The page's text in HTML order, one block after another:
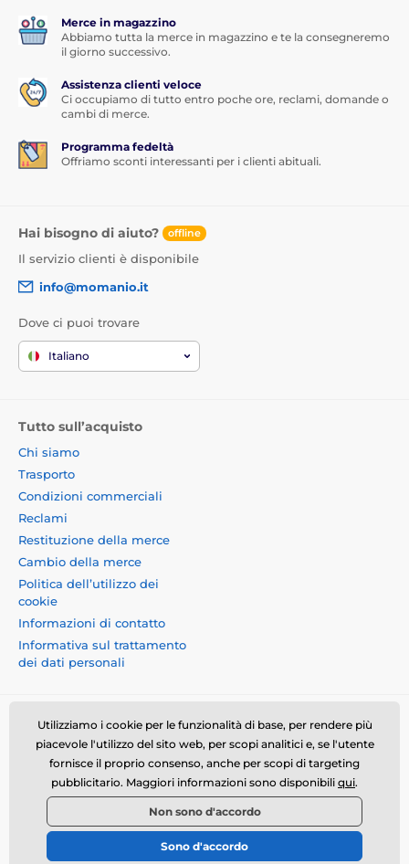
Merce in magazzino
Abbiamo tutta la merce in magazzino e te la consegneremo
il giorno successivo.
Assistenza clienti veloce
Ci occupiamo di tutto entro poche ore, reclami, domande o
cambi di merce.
Programma fedeltà
Offriamo sconti interessanti per i clienti abituali.
Hai bisogno di aiuto? offline
Il servizio clienti è disponibile
info@momanio.it
Dove ci puoi trovare
Italiano
Tutto sull’acquisto
Chi siamo
Trasporto
Condizioni commerciali
Reclami
Restituzione della merce
Cambio della merce
Politica dell’utilizzo dei
cookie
Informazioni di contatto
Informativa sul trattamento
dei dati personali
Momanio s.r.o., Okružní 361/14, 74718, Píšť, Czech
republic, VAT: CZ09604707, info@momanio.it
© 2026 www.momanio.it ⦁ Il negozio online è stato creato da
SIMPLIA.cz
Utilizziamo i cookie per le funzionalità di base, per rendere più
piacevole l'utilizzo del sito web, per scopi analitici e, se l'utente
fornisce il proprio consenso, anche per scopi di targeting
pubblicitario. Maggiori informazioni sono disponibili qui.
Non sono d'accordo
Sono d'accordo